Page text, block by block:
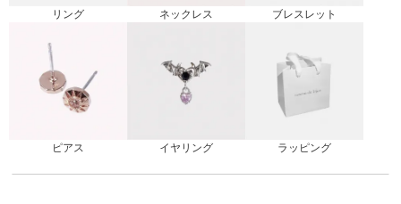
リング ネックレス ブレスレット
ピアス イヤリング ラッピング